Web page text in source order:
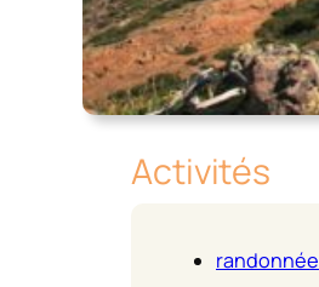
Activités
randonnée